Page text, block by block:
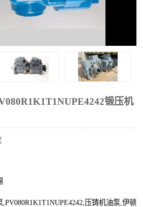
锻压机
,PV080R1K1T1NUPE4242,压铸机油泵,伊顿